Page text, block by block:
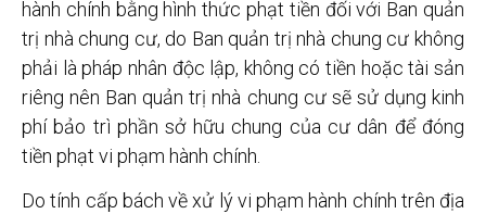
hành chính bằng hình thức phạt tiền đối với Ban quản
trị nhà chung cư, do Ban quản trị nhà chung cư không
phải là pháp nhân độc lập, không có tiền hoặc tài sản
riêng nên Ban quản trị nhà chung cư sẽ sử dụng kinh
phí bảo trì phần sở hữu chung của cư dân để đóng
tiền phạt vi phạm hành chính.
Do tính cấp bách về xử lý vi phạm hành chính trên địa